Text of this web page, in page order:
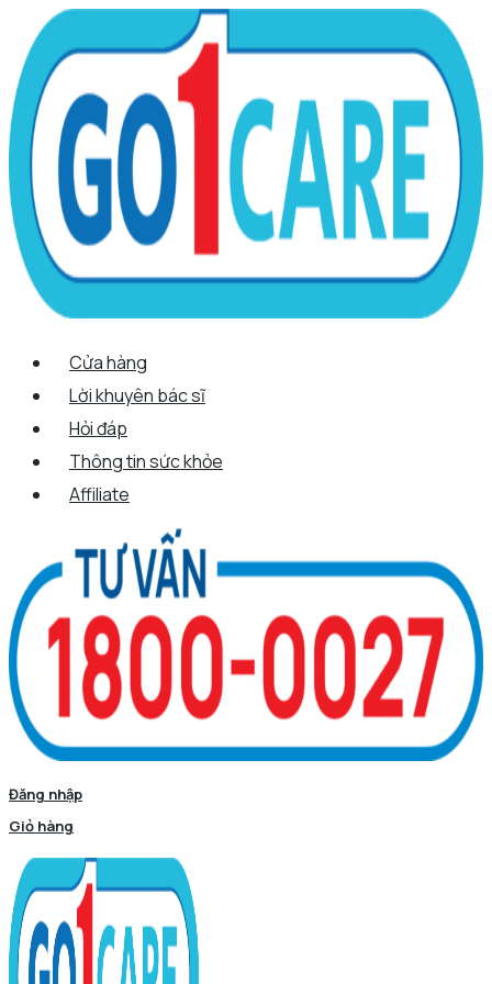
nội
dung
Menu
Cửa hàng
Lời khuyên bác sĩ
Hỏi đáp
Thông tin sức khỏe
Affiliate
Đăng nhập
Giỏ hàng
Quantity
Scroll
Up